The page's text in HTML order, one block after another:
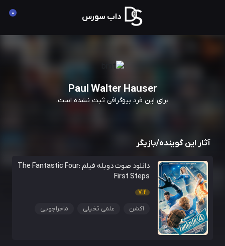
0 داب سورس
Paul Walter Hauser
برای این فرد بیوگرافی ثبت نشده است.
آثار این گوینده/بازیگر
دانلود صوت دوبله فیلم The Fantastic Four:
First Steps
7.2
اکشن
علمی تخیلی ماجراجویی